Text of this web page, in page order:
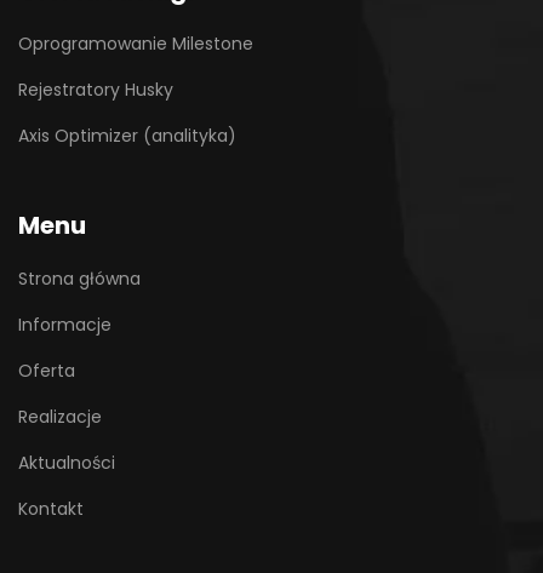
Oprogramowanie Milestone
Rejestratory Husky
Axis Optimizer (analityka)
Menu
Strona główna
Informacje
Oferta
Realizacje
Aktualności
Kontakt